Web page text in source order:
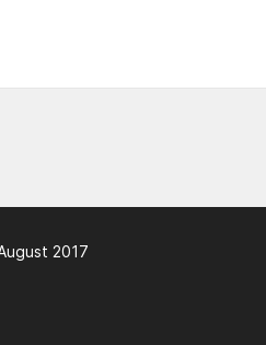
2017